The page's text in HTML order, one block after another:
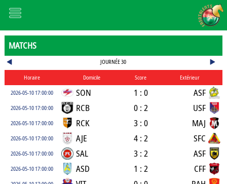
MATCHS
JOURNÉE 30
Horaire Domicile Score
Extérieur
2026-05-10 17:00:00
SON 1 : 0 ASF
2026-05-10 17:00:00 RCB 0 : 2 USF
2026-05-10 17:00:00 RCK 3 : 0 MAJ
2026-05-10 17:00:00 AJE 4 : 2 SFC
2026-05-10 17:00:00 SAL 3 : 2 ASF
2026-05-10 17:00:00 ASD 1 : 2 CFF